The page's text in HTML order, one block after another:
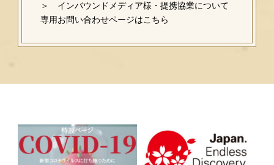
＞ インバウンドメディア様・提携協業について
専用お問い合わせページはこちら